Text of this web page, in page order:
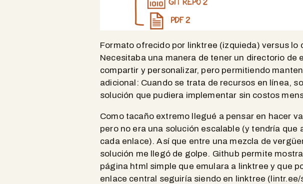
Formato ofrecido por linktree (izquieda) versus
Necesitaba una manera de tener un directorio de
compartir y personalizar, pero permitiendo
adicional: Cuando se trata de recursos en línea,
solución que pudiera implementar sin costos
Como tacaño extremo llegué a pensar en hacer
pero no era una solución escalable (y tendría
cada enlace). Así que entre una mezcla de
solución me llegó de golpe. Github permite
página html simple que emulara a linktree y que
enlace central seguiría siendo en linktree